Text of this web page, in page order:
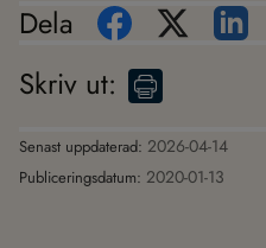
Dela
Skriv ut:
Senast uppdaterad: 2026-04-14
Publiceringsdatum: 2020-01-13